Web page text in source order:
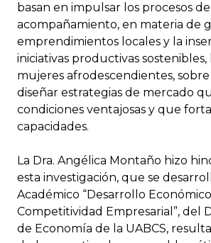
basan en impulsar los procesos
acompañamiento, en materia de
emprendimientos locales y la
iniciativas productivas
mujeres afrodescendientes, sobre
diseñar estrategias de mercado
condiciones ventajosas y que
capacidades.
La Dra. Angélica Montaño hizo
esta investigación, que se
Académico “Desarrollo
Competitividad Empresarial”, del
de Economía de la UABCS,